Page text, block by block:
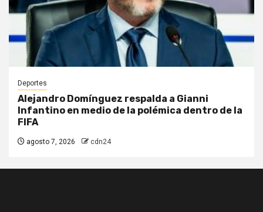
Deportes
Alejandro Domínguez respalda a Gianni
Infantino en medio de la polémica dentro de la
FIFA
agosto 7, 2026 cdn24